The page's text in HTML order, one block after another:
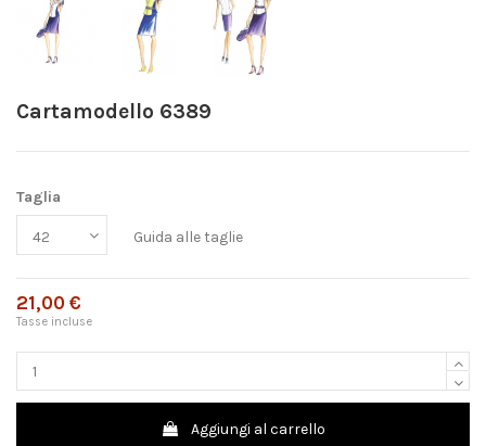
Cartamodello 6389
Taglia
Guida alle taglie
21,00 €
Tasse incluse
Aggiungi al carrello